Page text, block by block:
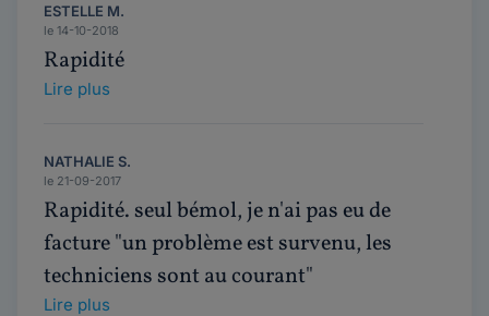
ESTELLE M.
le 14-10-2018
Rapidité
Lire plus
NATHALIE S.
le 21-09-2017
Rapidité. seul bémol, je n'ai pas eu de
facture "un problème est survenu, les
techniciens sont au courant"
Lire plus